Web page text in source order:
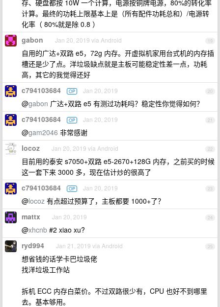
存、硬盘都按 10W 一个计算，电源按铜牌电源，80%的转化率
计算。最终的功耗上限基本上是（所有配件功耗总和）/电源转
化率（ 80%就是除 0.8 ）
19
gabon Jan 20, 2019 via Android
自用的广达+双路 e5，72g 内存。开虚拟机家用台式机的内存插
槽还是少了点。洋垃圾缺点就是主板可能稳定性差一点，功耗
高，其它的我觉得还好
20
c794103684 OP Jan 20, 2019
@gabon 广达+双路 e5 有测过功耗吗？稳定性你觉得如何？
21
c794103684 OP Jan 20, 2019
@gam2046 非常感谢
22
locoz Jan 20, 2019 via Android
目前用的泰安 s7050+双路 e5-2670+128G 内存，之前买的时候
这一套下来 3000 多，现在估计炒的很高了
23
c794103684 OP Jan 20, 2019
@locoz 有点超过预算了，主板都要 1000+了？
24
mattx Jan 20, 2019
@xhcnb #2 xiao xu?
25
ryd994 Jan 21, 2019 via Android
想省钱的话学卡巴垃圾佬
找洋垃圾工作站
拆机 ECC 内存白菜价。不过双路很少有，CPU 也好不到哪里
去。基本够用。